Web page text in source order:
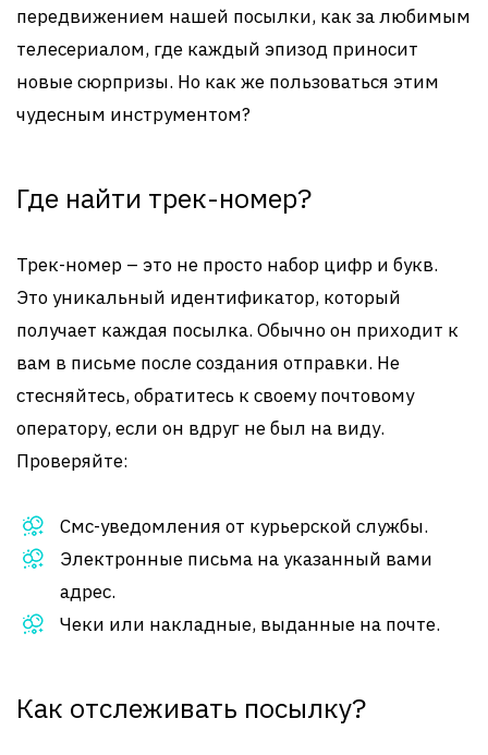
передвижением нашей посылки, как за любимым
телесериалом, где каждый эпизод приносит
новые сюрпризы. Но как же пользоваться этим
чудесным инструментом?
Где найти трек-номер?
Трек-номер – это не просто набор цифр и букв.
Это уникальный идентификатор, который
получает каждая посылка. Обычно он приходит к
вам в письме после создания отправки. Не
стесняйтесь, обратитесь к своему почтовому
оператору, если он вдруг не был на виду.
Проверяйте:
Смс-уведомления от курьерской службы.
Электронные письма на указанный вами
адрес.
Чеки или накладные, выданные на почте.
Как отслеживать посылку?